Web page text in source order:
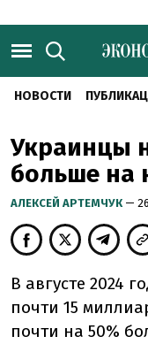
НОВОСТИ
Украинцы
больше на
АЛЕКСЕЙ АРТЕМЧУК —
В августе 2024
почти 15
почти на 50%